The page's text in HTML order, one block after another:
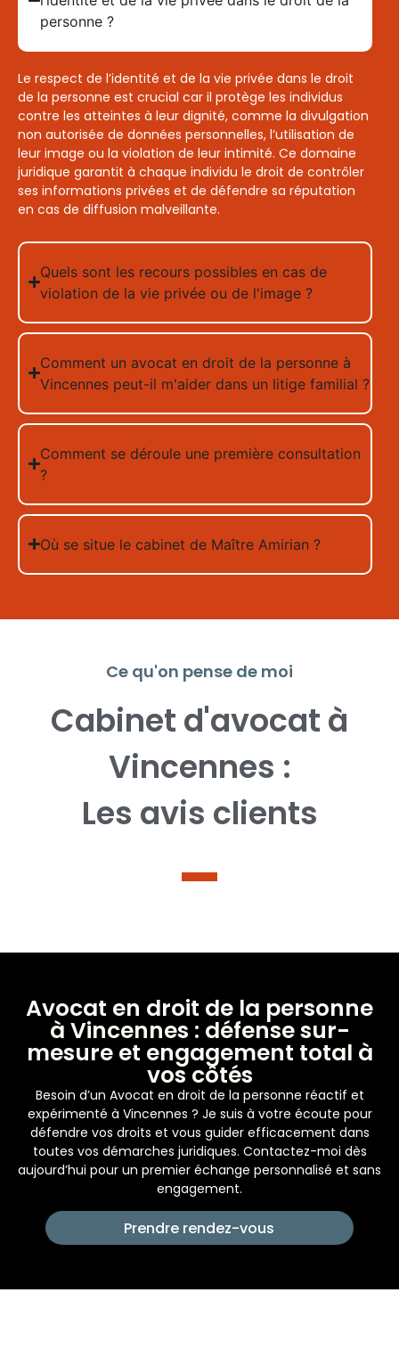
personne ?
Le respect de l’identité et de la vie privée dans le droit
de la personne est crucial car il protège les individus
contre les atteintes à leur dignité, comme la divulgation
non autorisée de données personnelles, l’utilisation de
leur image ou la violation de leur intimité. Ce domaine
juridique garantit à chaque individu le droit de contrôler
ses informations privées et de défendre sa réputation
en cas de diffusion malveillante.
Quels sont les recours possibles en cas de
violation de la vie privée ou de l'image ?
Comment un avocat en droit de la personne à
Vincennes peut-il m'aider dans un litige familial ?
Comment se déroule une première consultation
?
Où se situe le cabinet de Maître Amirian ?
Ce qu'on pense de moi
Cabinet d'avocat à
Vincennes :
Les avis clients
Avocat en droit de la personne
à Vincennes : défense sur-
mesure et engagement total à
vos côtés
Besoin d’un Avocat en droit de la personne réactif et
expérimenté à Vincennes ? Je suis à votre écoute pour
défendre vos droits et vous guider efficacement dans
toutes vos démarches juridiques. Contactez-moi dès
aujourd’hui pour un premier échange personnalisé et sans
engagement.
Prendre rendez-vous